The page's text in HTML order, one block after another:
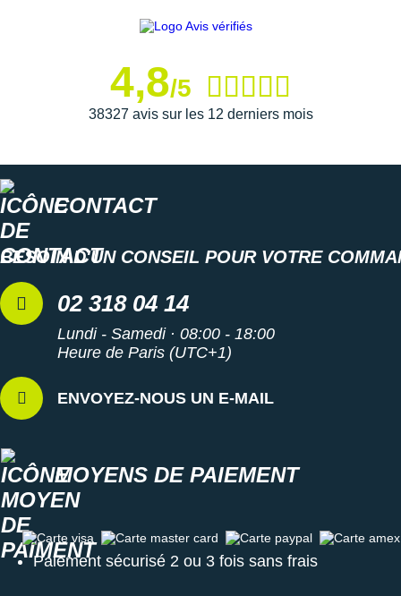
4,8/5
38327 avis sur les 12 derniers mois
CONTACT
BESOIN D'UN CONSEIL POUR VOTRE
02 318 04 14
Lundi - Samedi · 08:00 - 18:00
Heure de Paris (UTC+1)
ENVOYEZ-NOUS UN E-MAIL
MOYENS DE PAIEMENT
Carte visa Carte master card Carte paypal Carte amex
Paiement sécurisé 2 ou 3 fois sans frais